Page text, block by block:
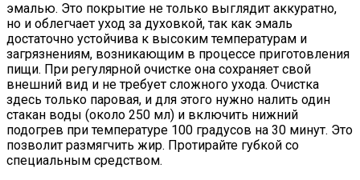
эмалью. Это покрытие не только выглядит аккуратно,
но и облегчает уход за духовкой, так как эмаль
достаточно устойчива к высоким температурам и
загрязнениям, возникающим в процессе приготовления
пищи. При регулярной очистке она сохраняет свой
внешний вид и не требует сложного ухода. Очистка
здесь только паровая, и для этого нужно налить один
стакан воды (около 250 мл) и включить нижний
подогрев при температуре 100 градусов на 30 минут. Это
позволит размягчить жир. Протирайте губкой со
специальным средством.